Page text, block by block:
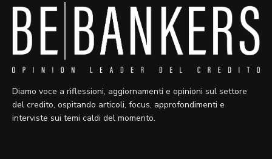
Diamo voce a riflessioni, aggiornamenti e opinioni sul settore
del credito, ospitando articoli, focus, approfondimenti e
interviste sui temi caldi del momento.